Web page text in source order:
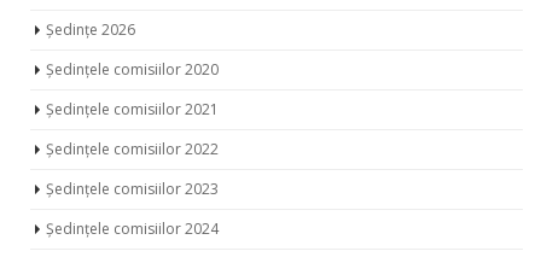
Ședințe 2026
Ședințele comisiilor 2020
Ședințele comisiilor 2021
Ședințele comisiilor 2022
Ședințele comisiilor 2023
Ședințele comisiilor 2024